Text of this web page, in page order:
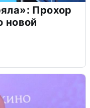
Прохор
новой